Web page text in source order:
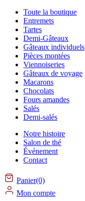
Toute la boutique
Entremets
Tartes
Demi-Gâteaux
Gâteaux individuels
Pièces montées
Viennoiseries
Gâteaux de voyage
Macarons
Chocolats
Fours amandes
Salés
Demi-salés
Notre histoire
Salon de thé
Événement
Contact
Panier(0)
Mon compte